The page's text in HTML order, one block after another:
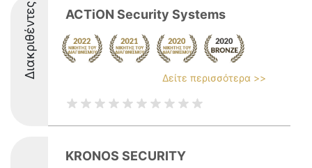
Διακριθέντες ACTiON Security Systems
Δείτε περισσότερα >>
KRONOS SECURITY